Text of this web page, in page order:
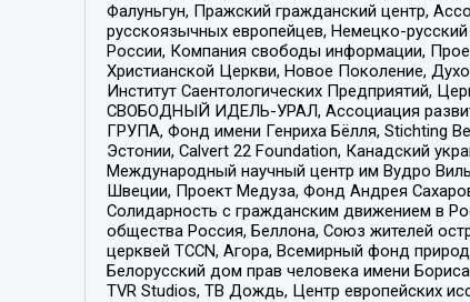
Фалуньгун, Пражский гражданский центр,
русскоязычных европейцев, Немецко-
России, Компания свободы информации,
Христианской Церкви, Новое Поколение,
Институт Саентологических Предприятий,
СВОБОДНЫЙ ИДЕЛЬ-УРАЛ, Ассоциация
ГРУПА, Фонд имени Генриха Бёлля, Stichting
Эстонии, Calvert 22 Foundation, Канадский
Международный научный центр им Вудро
Швеции, Проект Медуза, Фонд Андрея
Солидарность с гражданским движением в
общества Россия, Беллона, Союз жителей
церквей TCCN, Агора, Всемирный фонд
Белорусский дом прав человека имени
TVR Studios, ТВ Дождь, Центр европейских